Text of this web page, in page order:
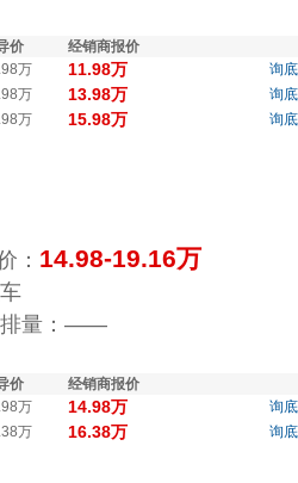
价
经销商报价
万 11.98万
询
万 13.98万
询
万 15.98万 询
： 14.98-19.16万
排量：——
价
经销商报价
万 14.98万
询
万 16.38万 询